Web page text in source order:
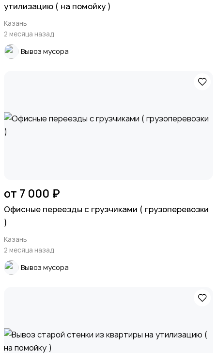
утилизацию ( на помойку )
Казань
2 месяца назад
Вывоз мусора
от 7 000 ₽
Офисные переезды с грузчиками ( грузоперевозки
)
Казань
2 месяца назад
Вывоз мусора